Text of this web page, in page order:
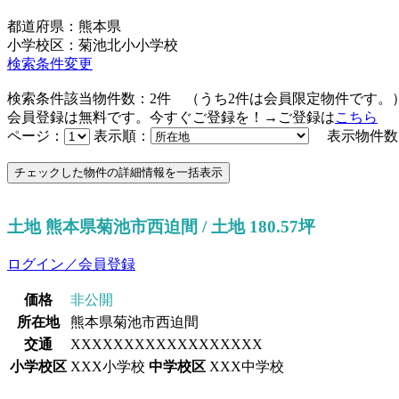
都道府県：熊本県
小学校区：菊池北小小学校
検索条件変更
検索条件該当物件数： 2件 （うち2件は会員限定物件です。）
会員登録は無料です。今すぐご登録を！→ご登録はこちら
ページ：
表示順： 表示物件数
土地 熊本県菊池市西迫間 / 土地 180.57坪
ログイン／会員登録
価格
非公開
所在地
熊本県菊池市西迫間
交通
XXXXXXXXXXXXXXXXXX
小学校区 XXX小学校 中学校区 XXX中学校